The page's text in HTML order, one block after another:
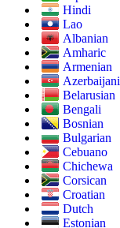
Hindi
Lao
Albanian
Amharic
Armenian
Azerbaijani
Belarusian
Bengali
Bosnian
Bulgarian
Cebuano
Chichewa
Corsican
Croatian
Dutch
Estonian